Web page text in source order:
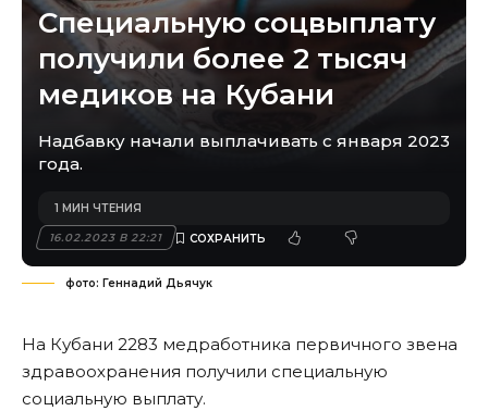
Специальную соцвыплату
получили более 2 тысяч
медиков на Кубани
Надбавку начали выплачивать с января 2023
года.
16.02.2023 В 22:21
1 МИН ЧТЕНИЯ
фото: Геннадий Дьячук
На Кубани 2283 медработника первичного звена
здравоохранения получили специальную
социальную выплату.